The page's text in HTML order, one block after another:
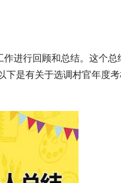
进行回顾和总结。这个总
下是有关于选调村官年度